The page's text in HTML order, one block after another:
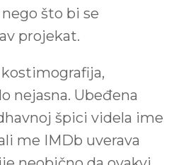
što bi se
projekat.
nejasna. Ubeđena
špici videla ime
me IMDb uverava